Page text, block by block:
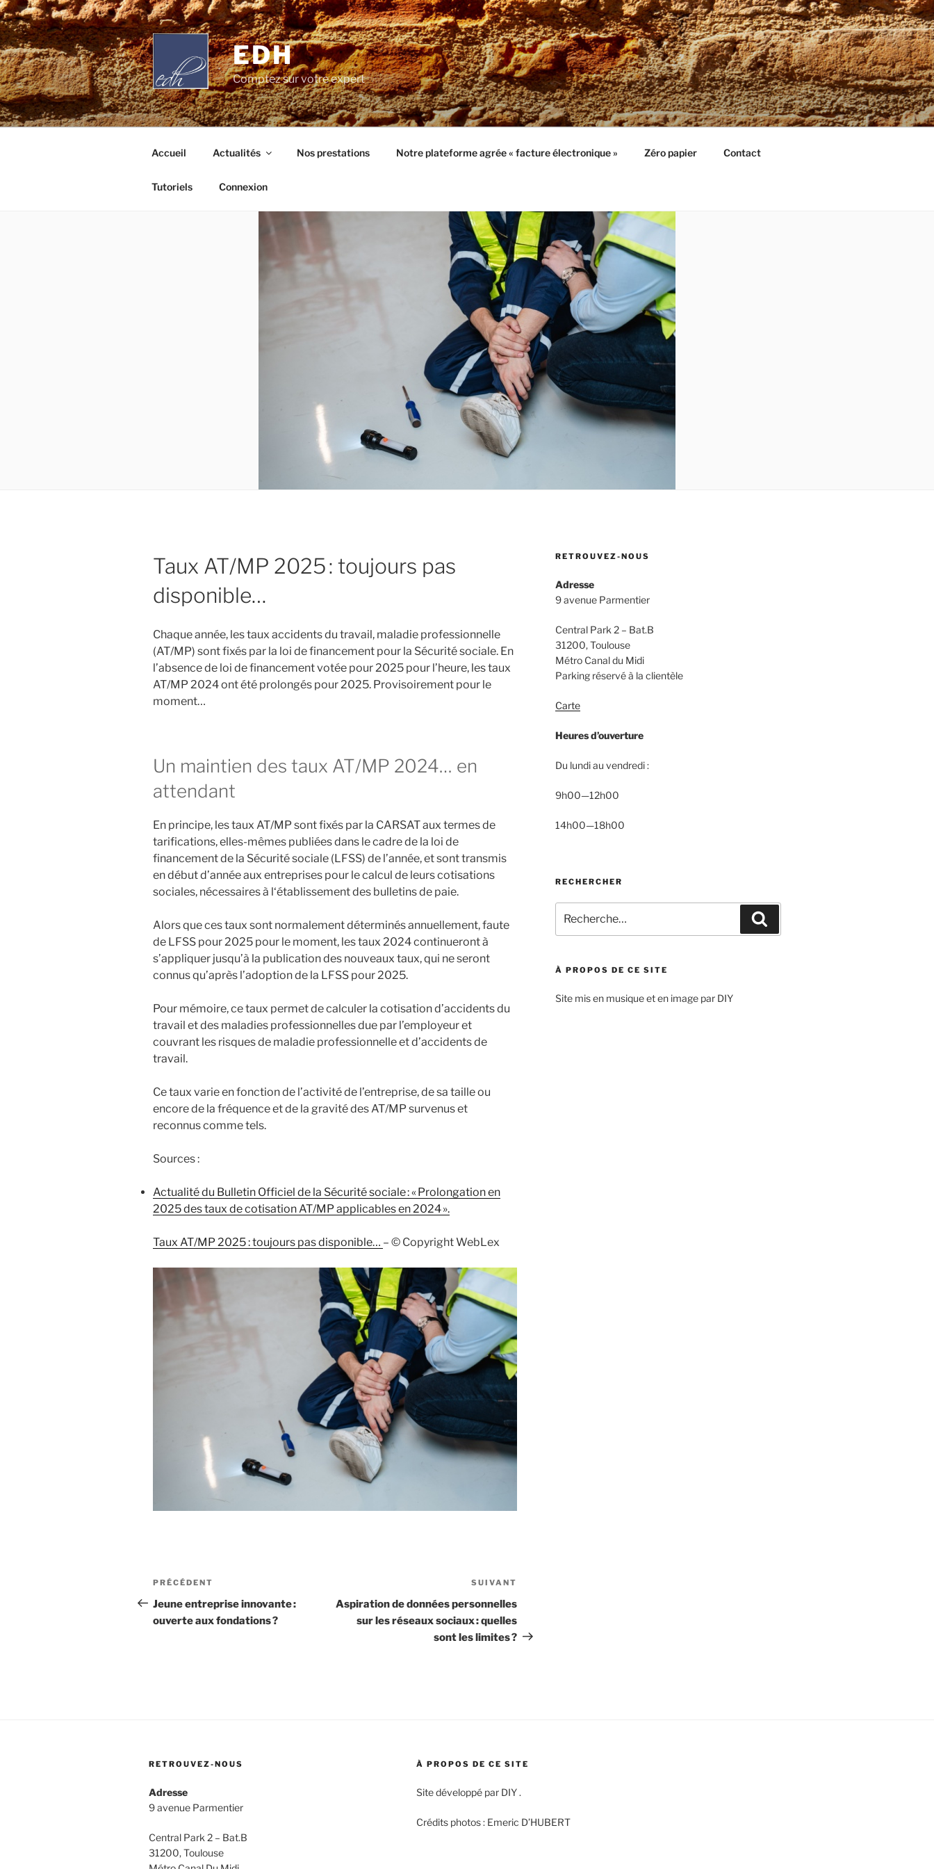
Aller
au
contenu
principal
EDH
Comptez sur votre expert
Accueil Actualités Nos prestations Notre plateforme agrée « facture électronique » Zéro papier Contact
Tutoriels Connexion
Taux AT/MP 2025 : toujours pas
disponible…
Chaque année, les taux accidents du travail, maladie professionnelle
(AT/MP) sont fixés par la loi de financement pour la Sécurité sociale. En
l’absence de loi de financement votée pour 2025 pour l’heure, les taux
AT/MP 2024 ont été prolongés pour 2025. Provisoirement pour le
moment…
Un maintien des taux AT/MP 2024… en
attendant
En principe, les taux AT/MP sont fixés par la CARSAT aux termes de
tarifications, elles-mêmes publiées dans le cadre de la loi de
financement de la Sécurité sociale (LFSS) de l’année, et sont transmis
en début d’année aux entreprises pour le calcul de leurs cotisations
sociales, nécessaires à l‘établissement des bulletins de paie.
Alors que ces taux sont normalement déterminés annuellement, faute
de LFSS pour 2025 pour le moment, les taux 2024 continueront à
s’appliquer jusqu’à la publication des nouveaux taux, qui ne seront
connus qu’après l’adoption de la LFSS pour 2025.
Pour mémoire, ce taux permet de calculer la cotisation d’accidents du
travail et des maladies professionnelles due par l’employeur et
couvrant les risques de maladie professionnelle et d’accidents de
travail.
Ce taux varie en fonction de l’activité de l’entreprise, de sa taille ou
encore de la fréquence et de la gravité des AT/MP survenus et
reconnus comme tels.
Sources :
Actualité du Bulletin Officiel de la Sécurité sociale : « Prolongation en
2025 des taux de cotisation AT/MP applicables en 2024 ».
Taux AT/MP 2025 : toujours pas disponible… – © Copyright WebLex
Navigation
de
l’article
Article
précédent
PRÉCÉDENT
Jeune entreprise innovante :
ouverte aux fondations ?
suivant
SUIVANT
Aspiration de données personnelles
sur les réseaux sociaux : quelles
sont les limites ?
RETROUVEZ-NOUS
Adresse
9 avenue Parmentier
Central Park 2 – Bat.B
31200, Toulouse
Métro Canal du Midi
Parking réservé à la clientèle
Carte
Heures d’ouverture
Du lundi au vendredi :
9h00—12h00
14h00—18h00
RECHERCHER
pour
:
À PROPOS DE CE SITE
Site mis en musique et en image par DIY
RETROUVEZ-NOUS
Adresse
9 avenue Parmentier
Central Park 2 – Bat.B
31200, Toulouse
À PROPOS DE CE SITE
Site développé par DIY .
Crédits photos : Emeric D’HUBERT